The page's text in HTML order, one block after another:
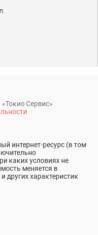
Сервис»
интернет-ресурс (в том
каких условиях не
меняется в
других характеристик